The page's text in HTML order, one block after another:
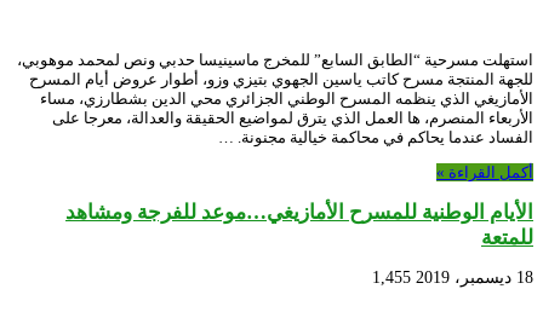
استهلت مسرحية “الطابق السابع” للمخرج ماسينيسا حدبي ونص لمحمد موهوبي،
للجهة المنتجة مسرح كاتب ياسين الجهوي بتيزي وزو، أطوار عروض أيام المسرح
الأمازيغي الذي ينظمه المسرح الوطني الجزائري محي الدين بشطارزي، مساء
الأربعاء المنصرم، ها العمل الذي يترق لمواضيع الحقيقة والعدالة، معرجا على
الفساد عندما يحاكم في محاكمة خيالية مجنونة. …
أكمل القراءة »
الأيام الوطنية للمسرح الأمازيغي…موعد للفرجة ومشاهد
للمتعة
18 ديسمبر، 2019 1,455